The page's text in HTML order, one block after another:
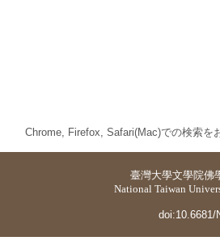
Chrome, Firefox, Safari(Mac)での検索を
臺灣大學文學院佛
National Taiwan
doi:10.6681/